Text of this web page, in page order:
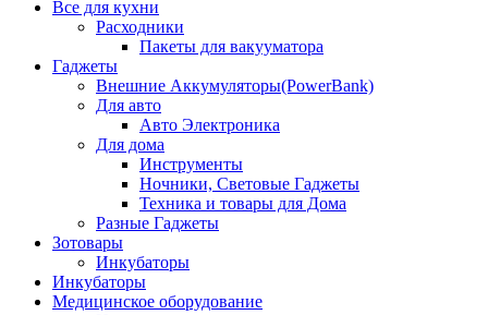
Все для кухни
Расходники
Пакеты для вакууматора
Гаджеты
Внешние Аккумуляторы(PowerBank)
Для авто
Авто Электроника
Для дома
Инструменты
Ночники, Световые Гаджеты
Техника и товары для Дома
Разные Гаджеты
Зотовары
Инкубаторы
Инкубаторы
Медицинское оборудование